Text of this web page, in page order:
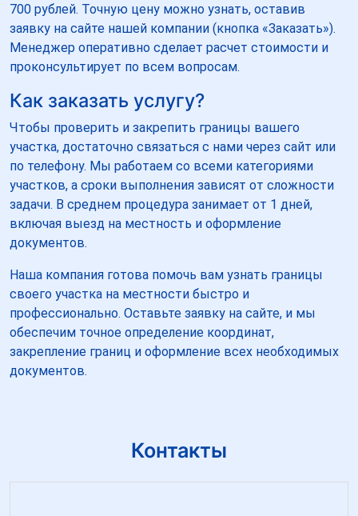
700 рублей. Точную цену можно узнать, оставив
заявку на сайте нашей компании (кнопка «Заказать»).
Менеджер оперативно сделает расчет стоимости и
проконсультирует по всем вопросам.
Как заказать услугу?
Чтобы проверить и закрепить границы вашего
участка, достаточно связаться с нами через сайт или
по телефону. Мы работаем со всеми категориями
участков, а сроки выполнения зависят от сложности
задачи. В среднем процедура занимает от 1 дней,
включая выезд на местность и оформление
документов.
Наша компания готова помочь вам узнать границы
своего участка на местности быстро и
профессионально. Оставьте заявку на сайте, и мы
обеспечим точное определение координат,
закрепление границ и оформление всех необходимых
документов.
Контакты